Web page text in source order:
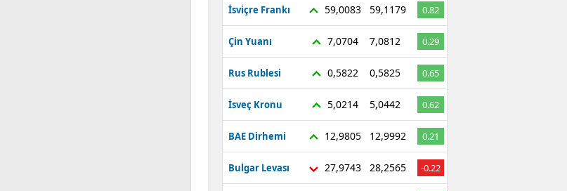
İsviçre Frankı 59,0083 59,1179 0.82
Çin Yuanı 7,0704 7,0812 0.29
Rus Rublesi 0,5822 0,5825 0.65
İsveç Kronu 5,0214 5,0442 0.62
BAE Dirhemi 12,9805 12,9992 0.21
Bulgar Levası 27,9743 28,2565 -0.22